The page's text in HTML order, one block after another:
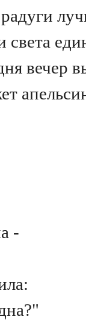
света
вечер
-